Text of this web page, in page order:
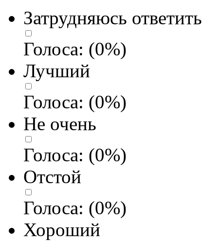
Затрудняюсь ответить
Голоса: (0%)
Лучший
Голоса: (0%)
Не очень
Голоса: (0%)
Отстой
Голоса: (0%)
Хороший